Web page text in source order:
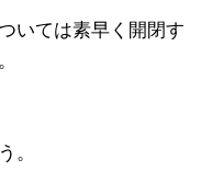
いては素早く開閉す
。